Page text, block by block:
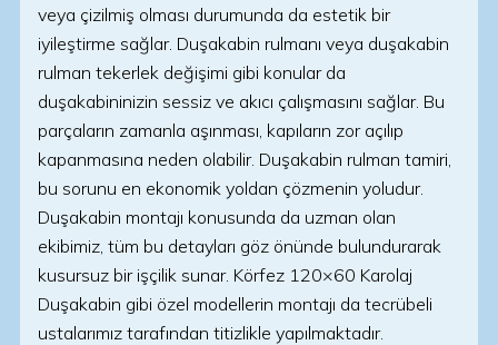
veya çizilmiş olması durumunda da estetik bir
iyileştirme sağlar. Duşakabin rulmanı veya duşakabin
rulman tekerlek değişimi gibi konular da
duşakabininizin sessiz ve akıcı çalışmasını sağlar. Bu
parçaların zamanla aşınması, kapıların zor açılıp
kapanmasına neden olabilir. Duşakabin rulman tamiri,
bu sorunu en ekonomik yoldan çözmenin yoludur.
Duşakabin montajı konusunda da uzman olan
ekibimiz, tüm bu detayları göz önünde bulundurarak
kusursuz bir işçilik sunar. Körfez 120×60 Karolaj
Duşakabin gibi özel modellerin montajı da tecrübeli
ustalarımız tarafından titizlikle yapılmaktadır.